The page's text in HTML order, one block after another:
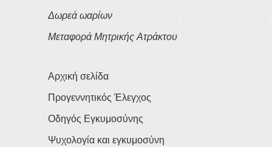
Δωρεά ωαρίων
Μεταφορά Μητρικής Ατράκτου
Αρχική σελίδα
Προγεννητικός Έλεγχος
Οδηγός Εγκυμοσύνης
Ψυχολογία και εγκυμοσύνη